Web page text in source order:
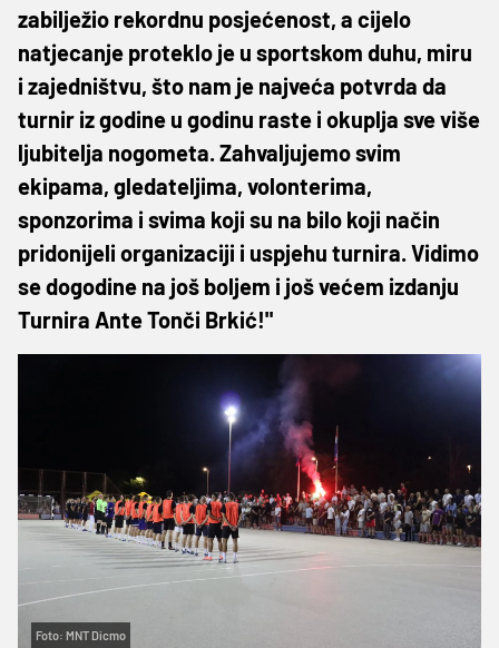
zabilježio rekordnu posjećenost, a cijelo
natjecanje proteklo je u sportskom duhu, miru
i zajedništvu, što nam je najveća potvrda da
turnir iz godine u godinu raste i okuplja sve više
ljubitelja nogometa. Zahvaljujemo svim
ekipama, gledateljima, volonterima,
sponzorima i svima koji su na bilo koji način
pridonijeli organizaciji i uspjehu turnira. Vidimo
se dogodine na još boljem i još većem izdanju
Turnira Ante Tonči Brkić!"
Foto: MNT Dicmo